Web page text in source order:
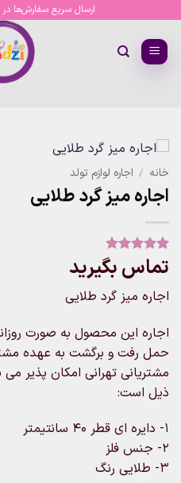
content
ارسال سریع سفارش‌ها
خانه / اجاره لوازم تولد
اجاره میز گرد طلایی
امتیاز
از
5 امتیاز
1
تماس بگیرید
اجاره میز گرد طلایی
اجاره این محصول به صورت
حمل رفت و برگشت به عهده
مشتریانی تهرانی امکان پذیر
ذیل است:
۱- دایره ای قطر ۴۰ سانتیمتر
۲- جنس فلز
۳- طلایی رنگ